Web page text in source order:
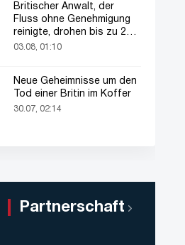
Britischer Anwalt, der
Fluss ohne Genehmigung
reinigte, drohen bis zu 2
Jahre Haft
03.08, 01:10
Neue Geheimnisse um den
Tod einer Britin im Koffer
30.07, 02:14
Partnerschaft